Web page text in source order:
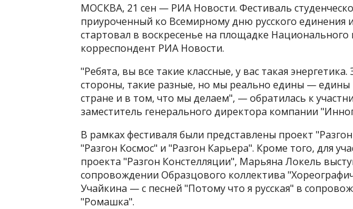
МОСКВА, 21 сен — РИА Новости. Фестиваль
приуроченный ко Всемирному дню русского единения
стартовал в воскресенье на площадке Национального
корреспондент РИА Новости.
"Ребята, вы все такие классные, у вас такая
стороны, такие разные, но мы реально едины —
стране и в том, что мы делаем", — обратилась к
заместитель генерального директора компании
В рамках фестиваля были представлены проект
"Разгон Космос" и "Разгон Карьера". Кроме того, для
проекта "Разгон Констелляции", Марьяна Локель
сопровождении Образцового коллектива
Учайкина — с песней "Потому что я русская" в
"Ромашка".